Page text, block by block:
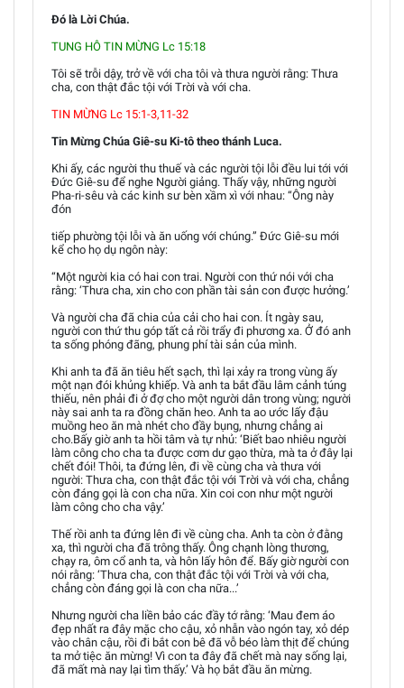
Đó là Lời Chúa.
TUNG HÔ TIN MỪNG Lc 15:18
Tôi sẽ trỗi dậy, trở về với cha tôi và thưa người rằng: Thưa
cha, con thật đắc tội với Trời và với cha.
TIN MỪNG Lc 15:1-3,11-32
Tin Mừng Chúa Giê-su Ki-tô theo thánh Luca.
Khi ấy, các người thu thuế và các người tội lỗi đều lui tới với
Đức Giê-su để nghe Người giảng. Thấy vậy, những người
Pha-ri-sêu và các kinh sư bèn xầm xì với nhau: “Ông này
đón
tiếp phường tội lỗi và ăn uống với chúng.” Đức Giê-su mới
kể cho họ dụ ngôn này:
“Một người kia có hai con trai. Người con thứ nói với cha
rằng: ‘Thưa cha, xin cho con phần tài sản con được hưởng.’
Và người cha đã chia của cải cho hai con. Ít ngày sau,
người con thứ thu góp tất cả rồi trẩy đi phương xa. Ở đó anh
ta sống phóng đãng, phung phí tài sản của mình.
Khi anh ta đã ăn tiêu hết sạch, thì lại xảy ra trong vùng ấy
một nạn đói khủng khiếp. Và anh ta bắt đầu lâm cảnh túng
thiếu, nên phải đi ở đợ cho một người dân trong vùng; người
này sai anh ta ra đồng chăn heo. Anh ta ao ước lấy đậu
muồng heo ăn mà nhét cho đầy bụng, nhưng chẳng ai
cho.Bấy giờ anh ta hồi tâm và tự nhủ: ‘Biết bao nhiêu người
làm công cho cha ta được cơm dư gạo thừa, mà ta ở đây lại
chết đói! Thôi, ta đứng lên, đi về cùng cha và thưa với
người: Thưa cha, con thật đắc tội với Trời và với cha, chẳng
còn đáng gọi là con cha nữa. Xin coi con như một người
làm công cho cha vậy.’
Thế rồi anh ta đứng lên đi về cùng cha. Anh ta còn ở đằng
xa, thì người cha đã trông thấy. Ông chạnh lòng thương,
chạy ra, ôm cổ anh ta, và hôn lấy hôn để. Bấy giờ người con
nói rằng: ‘Thưa cha, con thật đắc tội với Trời và với cha,
chẳng còn đáng gọi là con cha nữa...’
Nhưng người cha liền bảo các đầy tớ rằng: ‘Mau đem áo
đẹp nhất ra đây mặc cho cậu, xỏ nhẫn vào ngón tay, xỏ dép
vào chân cậu, rồi đi bắt con bê đã vỗ béo làm thịt để chúng
ta mở tiệc ăn mừng! Vì con ta đây đã chết mà nay sống lại,
đã mất mà nay lại tìm thấy.’ Và họ bắt đầu ăn mừng.